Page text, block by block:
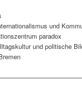
und
paradox
und politische